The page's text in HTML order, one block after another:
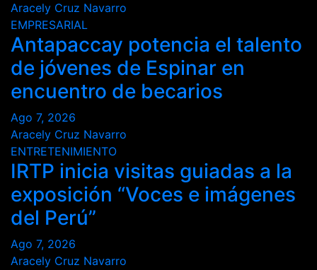
Aracely Cruz Navarro
EMPRESARIAL
Antapaccay potencia el talento
de jóvenes de Espinar en
encuentro de becarios
Ago 7, 2026
Aracely Cruz Navarro
ENTRETENIMIENTO
IRTP inicia visitas guiadas a la
exposición “Voces e imágenes
del Perú”
Ago 7, 2026
Aracely Cruz Navarro